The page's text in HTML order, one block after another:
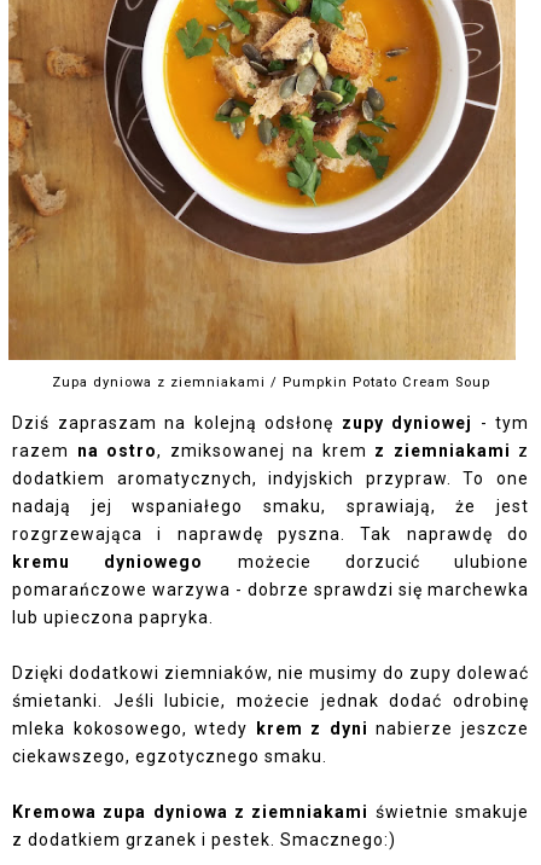
Zupa dyniowa z ziemniakami / Pumpkin Potato Cream Soup
Dziś zapraszam na kolejną odsłonę zupy dyniowej
- tym
razem
na ostro, zmiksowanej na krem z ziemniakami z
dodatkiem aromatycznych, indyjskich przypraw. To one
nadają jej wspaniałego smaku, sprawiają, że jest
rozgrzewająca i naprawdę pyszna. Tak naprawdę do
kremu dyniowego możecie dorzucić ulubione
pomarańczowe warzywa - dobrze sprawdzi się marchewka
lub upieczona papryka.
Dzięki dodatkowi ziemniaków, nie musimy do zupy dolewać
śmietanki. Jeśli lubicie, możecie jednak dodać odrobinę
mleka kokosowego, wtedy
krem z dyni nabierze jeszcze
ciekawszego, egzotycznego smaku.
Kremowa zupa dyniowa z ziemniakami świetnie smakuje
z dodatkiem grzanek i pestek. Smacznego:)